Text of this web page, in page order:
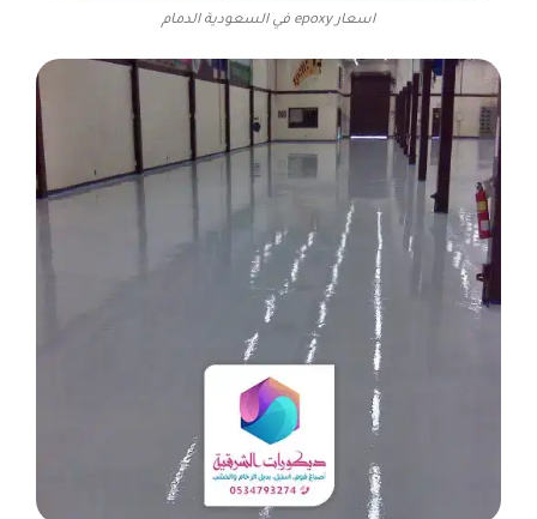
اسعار epoxy في السعودية الدمام